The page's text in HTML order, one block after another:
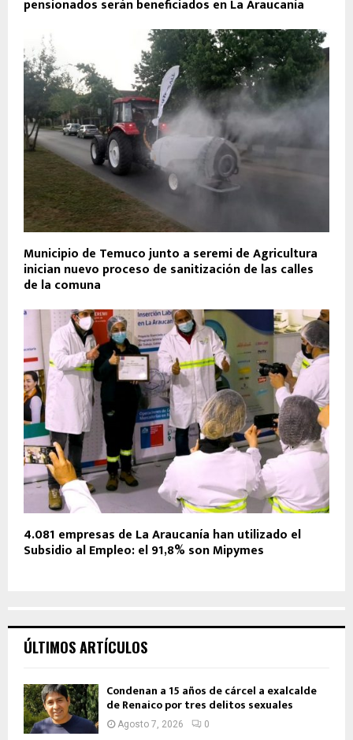
pensionados serán beneficiados en La Araucanía
Municipio de Temuco junto a seremi de Agricultura
inician nuevo proceso de sanitización de las calles
de la comuna
4.081 empresas de La Araucanía han utilizado el
Subsidio al Empleo: el 91,8% son Mipymes
ÚLTIMOS ARTÍCULOS
Condenan a 15 años de cárcel a exalcalde
de Renaico por tres delitos sexuales
Agosto 7, 2026 0